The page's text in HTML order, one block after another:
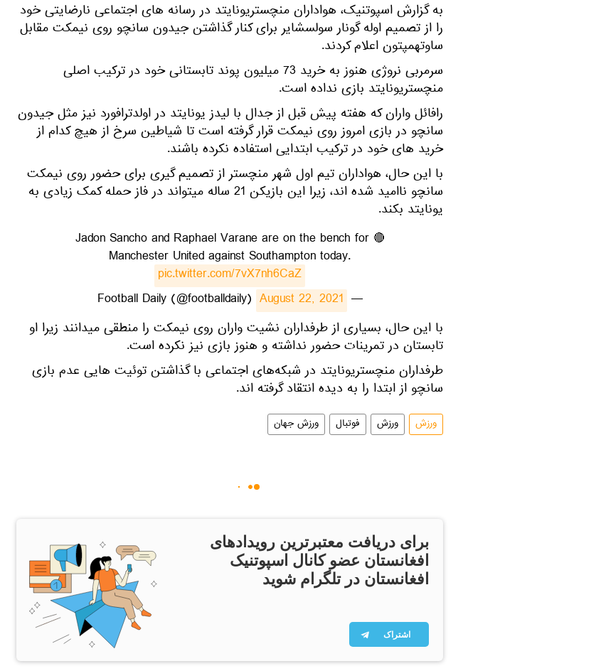
به گزارش اسپوتنیک، هواداران منچستریونایتد در رسانه های اجتماعی نارضایتی خود
را از تصمیم اوله گونار سولسشایر برای کنار گذاشتن جیدون سانچو روی نیمکت مقابل
ساوتهمپتون اعلام کردند.
سرمربی نروژی هنوز به خرید 73 میلیون پوند تابستانی خود در ترکیب اصلی
منچستریونایتد بازی نداده است.
رافائل واران که هفته پیش قبل از جدال با لیدز یونایتد در اولدترافورد نیز مثل جیدون
سانچو در بازی امروز روی نیمکت قرار گرفته است تا شیاطین سرخ از هیچ کدام از
خرید های خود در ترکیب ابتدایی استفاده نکرده باشند.
با این حال، هواداران تیم اول شهر منچستر از تصمیم گیری برای حضور روی نیمکت
سانچو ناامید شده اند، زیرا این بازیکن 21 ساله میتواند در فاز حمله کمک زیادی به
یونایتد بکند.
🔴 Jadon Sancho and Raphael Varane are on the bench for
Manchester United against Southampton today.
pic.twitter.com/7vX7nh6CaZ
— Football Daily (@footballdaily)
August 22, 2021
با این حال، بسیاری از طرفداران نشیت واران روی نیمکت را منطقی میدانند زیرا او
تابستان در تمرینات حضور نداشته و هنوز بازی نیز نکرده است.
طرفداران منچستریونایتد در شبکه‌های اجتماعی با گذاشتن توئیت هایی عدم بازی
سانچو از ابتدا را به دیده انتقاد گرفته اند.
ورزش ورزش فوتبال ورزش جهان
برای دریافت معتبرترین رویدادهای
افغانستان عضو کانال اسپوتنیک
افغانستان در تلگرام شوید
اشتراک